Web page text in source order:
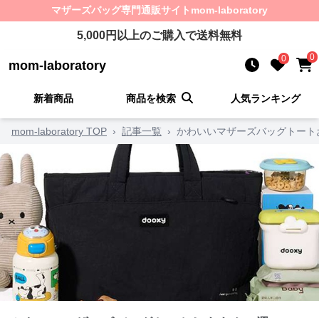
マザーズバッグ専門通販サイト mom-laboratory
5,000円以上のご購入で送料無料
mom-laboratory 0 0
新着商品 商品を検索 人気ランキング
mom-laboratory TOP › 記事一覧 › かわいいマザーズバッグトー